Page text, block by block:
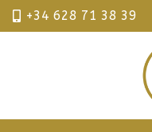
+34 628 71 38 39